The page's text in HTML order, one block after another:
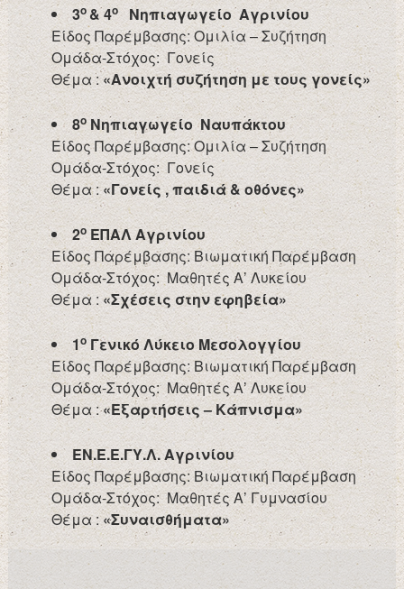
3ο& 4οΝηπιαγωγείο Αγρινίου
Είδος Παρέμβασης: Ομιλία – Συζήτηση
Ομάδα-Στόχος: Γονείς
Θέμα :«Ανοιχτή συζήτηση με τους γονείς»
8οΝηπιαγωγείο Ναυπάκτου
Είδος Παρέμβασης: Ομιλία – Συζήτηση
Ομάδα-Στόχος: Γονείς
Θέμα :«Γονείς , παιδιά & οθόνες»
2οΕΠΑΛ Αγρινίου
Είδος Παρέμβασης: Βιωματική Παρέμβαση
Ομάδα-Στόχος: Μαθητές Α’ Λυκείου
Θέμα :«Σχέσεις στην εφηβεία»
1οΓενικό Λύκειο Μεσολογγίου
Είδος Παρέμβασης: Βιωματική Παρέμβαση
Ομάδα-Στόχος: Μαθητές Α’ Λυκείου
Θέμα :«Εξαρτήσεις – Κάπνισμα»
ΕΝ.Ε.Ε.ΓΥ.Λ. Αγρινίου
Είδος Παρέμβασης: Βιωματική Παρέμβαση
Ομάδα-Στόχος: Μαθητές Α’ Γυμνασίου
Θέμα :«Συναισθήματα»